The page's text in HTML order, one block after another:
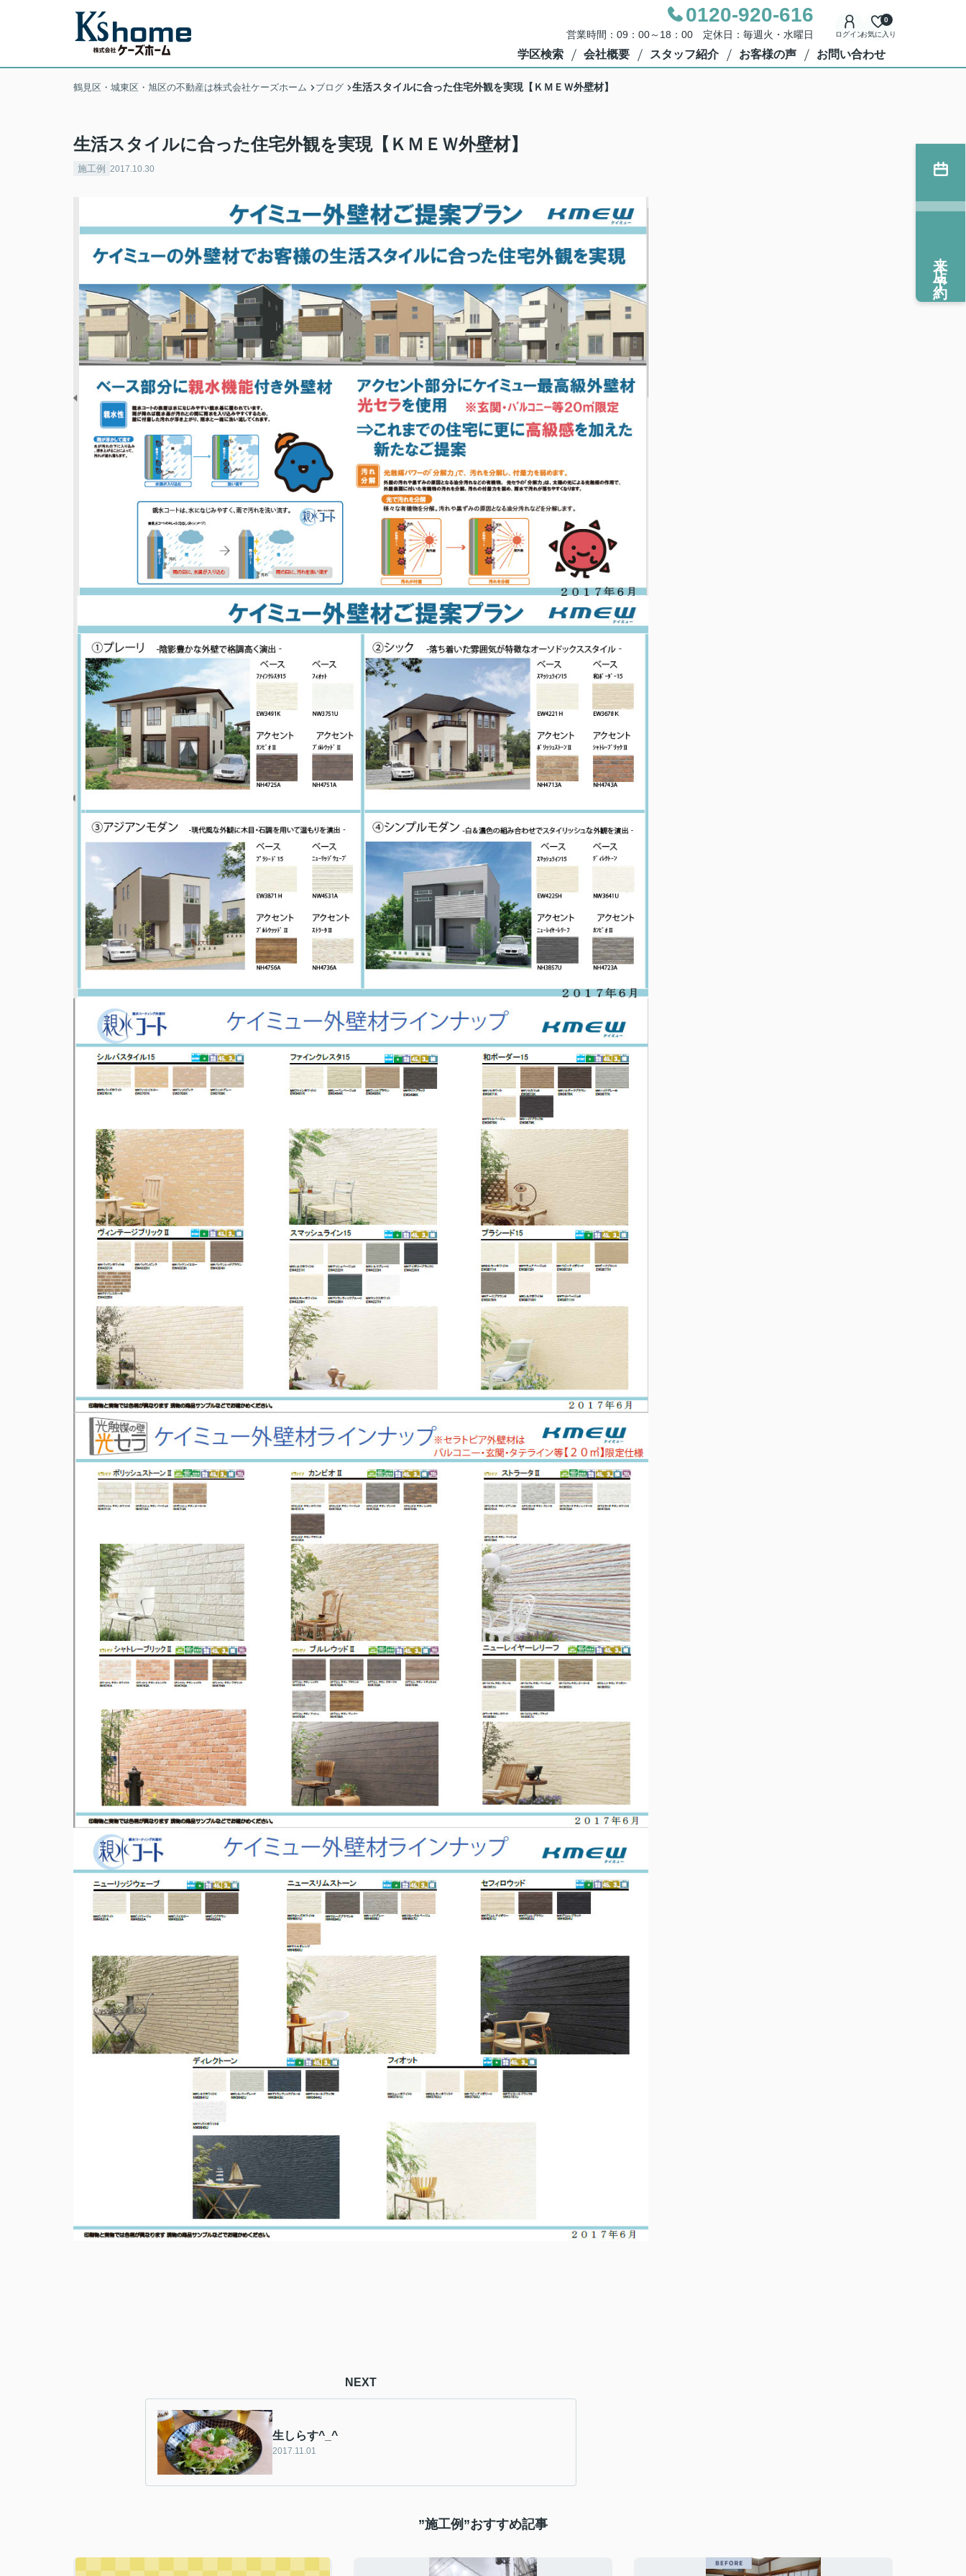
0120-920-616
営業時間：09：00～18：00 定休日：毎週火・水曜日 ログインお気に入り
0
学区検索 会社概要 スタッフ紹介 お客様の声 お問い合わせ
鶴見区・城東区・旭区の不動産は株式会社ケーズホーム ブログ 生活スタイルに合った住宅外観を実現【ＫＭＥＷ外壁材】
生活スタイルに合った住宅外観を実現【ＫＭＥＷ外壁材】
施工例 2017.10.30
NEXT
生しらす^_^
2017.11.01
”施工例”おすすめ記事
来店予約